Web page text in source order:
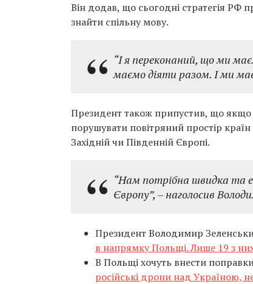
Він додав, що сьогодні стратегія РФ
знайти спільну мову.
“І я переконаний, що ми
маємо діяти разом. І ми
Президент також припустив, що якщо
порушувати повітряний простір
Західній чи Південній Європі.
“Нам потрібна швидка та
Європу”, – наголосив
Президент Володимир
в напрямку Польщі. Лише 19 з
В Польщі хочуть внести
російські дрони над Україною,